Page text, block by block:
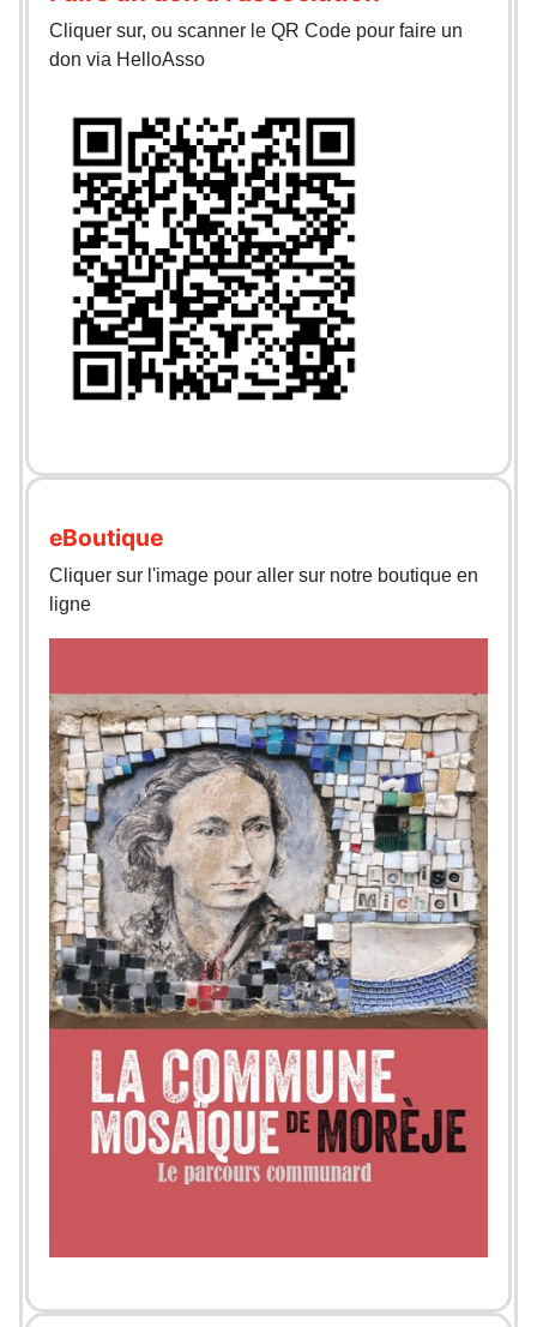
Cliquer sur, ou scanner le QR Code pour faire un
don via HelloAsso
eBoutique
Cliquer sur l'image pour aller sur notre boutique en
ligne